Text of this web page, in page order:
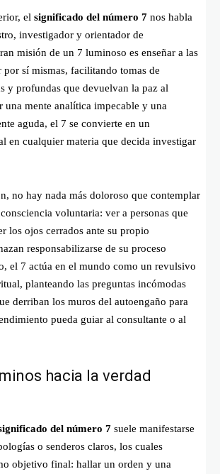
el significado del número 7 nos habla
investigador y orientador de
misión de un 7 luminoso es enseñar a las
por sí mismas, facilitando tomas de
y profundas que devuelvan la paz al
una mente analítica impecable y una
aguda, el 7 se convierte en un
en cualquier materia que decida investigar
no hay nada más doloroso que contemplar
voluntaria: ver a personas que
los ojos cerrados ante su propio
responsabilizarse de su proceso
el 7 actúa en el mundo como un revulsivo
planteando las preguntas incómodas
derriban los muros del autoengaño para
pueda guiar al consultante o al
hacia la verdad
del número 7 suele manifestarse
o senderos claros, los cuales
objetivo final: hallar un orden y una